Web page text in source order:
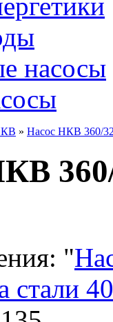
насосы
» Насос НКВ 360/
"
стали